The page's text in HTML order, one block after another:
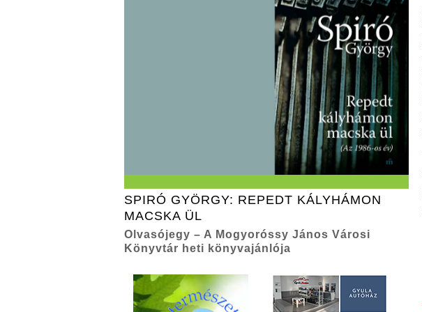
SPIRÓ GYÖRGY: REPEDT KÁLYHÁMON
MACSKA ÜL
Olvasójegy – A Mogyoróssy János Városi
Könyvtár heti könyvajánlója